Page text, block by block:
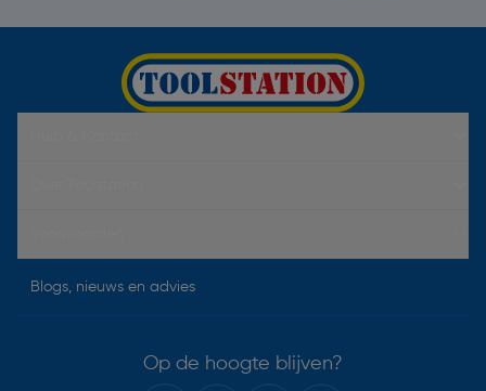
Blogs, nieuws en advies
Op de hoogte blijven?